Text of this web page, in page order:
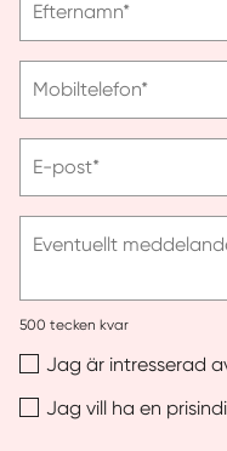
ange
Efternamn*
ange
Mobiltelefon*
ange
post
E-post*
Eventuellt
500 tecken kvar
Jag är intresserad
Jag vill ha en